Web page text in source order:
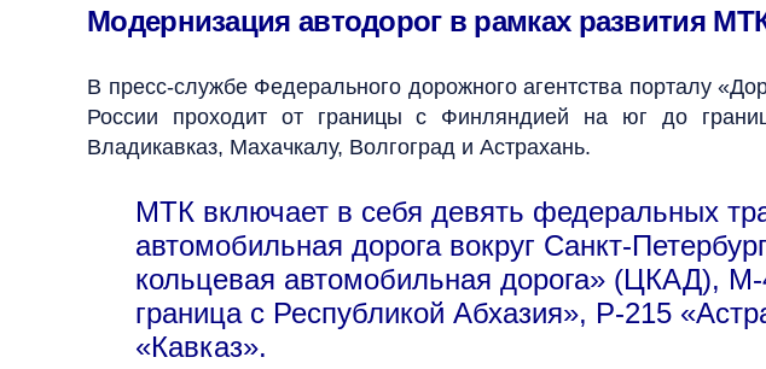
Модернизация автодорог в рамках развития
В пресс-службе Федерального дорожного агентства порталу
России проходит от границы с Финляндией на юг до
Владикавказ, Махачкалу, Волгоград и Астрахань.
МТК включает в себя девять федеральных
автомобильная дорога вокруг Санкт-
кольцевая автомобильная дорога» (ЦКАД),
граница с Республикой Абхазия», Р-215
«Кавказ».